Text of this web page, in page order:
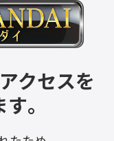
クセスを
。